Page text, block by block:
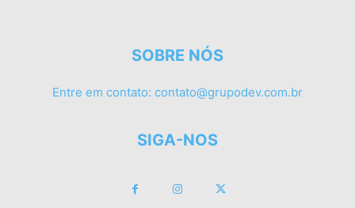
SOBRE NÓS
Entre em contato: contato@grupodev.com.br
SIGA-NOS